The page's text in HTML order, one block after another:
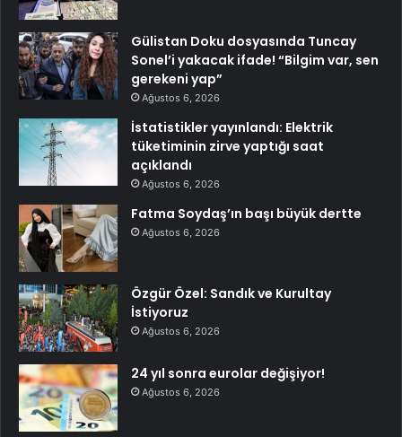
Gülistan Doku dosyasında Tuncay
Sonel’i yakacak ifade! “Bilgim var, sen
gerekeni yap”
Ağustos 6, 2026
İstatistikler yayınlandı: Elektrik
tüketiminin zirve yaptığı saat
açıklandı
Ağustos 6, 2026
Fatma Soydaş’ın başı büyük dertte
Ağustos 6, 2026
Özgür Özel: Sandık ve Kurultay
İstiyoruz
Ağustos 6, 2026
24 yıl sonra eurolar değişiyor!
Ağustos 6, 2026